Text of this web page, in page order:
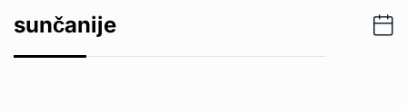
sunčanije